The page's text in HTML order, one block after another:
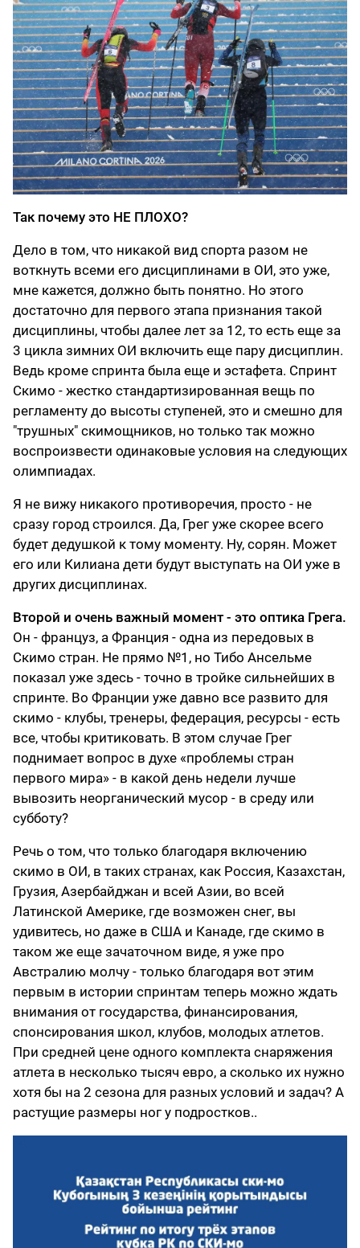
Так почему это НЕ ПЛОХО?
Дело в том, что никакой вид спорта разом не
воткнуть всеми его дисциплинами в ОИ, это уже,
мне кажется, должно быть понятно. Но этого
достаточно для первого этапа признания такой
дисциплины, чтобы далее лет за 12, то есть еще за
3 цикла зимних ОИ включить еще пару дисциплин.
Ведь кроме спринта была еще и эстафета. Спринт
Скимо - жестко стандартизированная вещь по
регламенту до высоты ступеней, это и смешно для
"трушных" скимощников, но только так можно
воспроизвести одинаковые условия на следующих
олимпиадах.
Я не вижу никакого противоречия, просто - не
сразу город строился. Да, Грег уже скорее всего
будет дедушкой к тому моменту. Ну, сорян. Может
его или Килиана дети будут выступать на ОИ уже в
других дисциплинах.
Второй и очень важный момент - это оптика Грега.
Он - француз, а Франция - одна из передовых в
Скимо стран. Не прямо №1, но Тибо Ансельме
показал уже здесь - точно в тройке сильнейших в
спринте. Во Франции уже давно все развито для
скимо - клубы, тренеры, федерация, ресурсы - есть
все, чтобы критиковать. В этом случае Грег
поднимает вопрос в духе «проблемы стран
первого мира» - в какой день недели лучше
вывозить неорганический мусор - в среду или
субботу?
Речь о том, что только благодаря включению
скимо в ОИ, в таких странах, как Россия, Казахстан,
Грузия, Азербайджан и всей Азии, во всей
Латинской Америке, где возможен снег, вы
удивитесь, но даже в США и Канаде, где скимо в
таком же еще зачаточном виде, я уже про
Австралию молчу - только благодаря вот этим
первым в истории спринтам теперь можно ждать
внимания от государства, финансирования,
спонсирования школ, клубов, молодых атлетов.
При средней цене одного комплекта снаряжения
атлета в несколько тысяч евро, а сколько их нужно
хотя бы на 2 сезона для разных условий и задач? А
растущие размеры ног у подростков..